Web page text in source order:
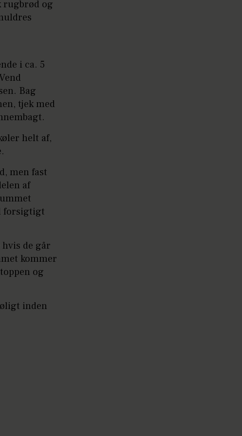
rugbrød og
i ca. 5
Bag
tjek med
helt af,
men fast
af
forsigtigt
de går
kommer
og
inden